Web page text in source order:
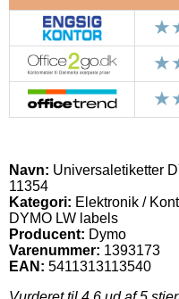
Navn: Universaletiketter
11354
Kategori: Elektronik /
DYMO LW labels
Producent: Dymo
Varenummer: 1393173
EAN: 5411313113540